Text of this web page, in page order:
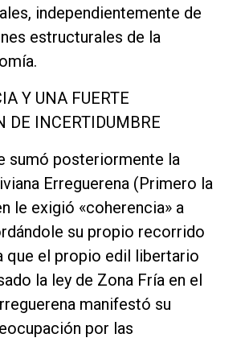
independientemente de
estructurales de la
Y UNA FUERTE
DE INCERTIDUMBRE
sumó posteriormente la
Erreguerena (Primero la
le exigió «coherencia» a
su propio recorrido
que el propio edil libertario
la ley de Zona Fría en el
manifestó su
por las